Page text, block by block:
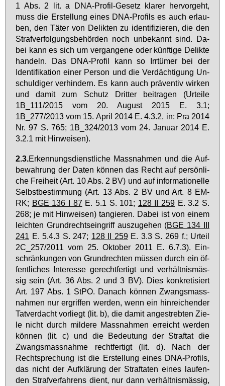
1 Abs. 2 lit. a DNA-Pro­fil-Ge­setz kla­rer her­vor­geht,
muss die Er­stel­lung ei­nes DNA-Pro­fils es auch er­lau­
ben, den Tä­ter von De­lik­ten zu iden­ti­fi­zie­ren, die den
Straf­ver­fol­gungs­be­hör­den noch un­be­kannt sind. Da­
bei kann es sich um ver­gan­ge­ne oder künf­ti­ge De­lik­te
han­deln. Das DNA-Pro­fil kann so Irr­tü­mer bei der
Iden­ti­fi­ka­ti­on ei­ner Per­son und die Ver­däch­ti­gung Un­
schul­di­ger ver­hin­dern. Es kann auch prä­ven­tiv wir­ken
und da­mit zum Schutz Drit­ter bei­tra­gen (Ur­tei­le
1B_111/2015 vom 20. Au­gust 2015 E. 3.1;
1B_277/2013 vom 15. April 2014 E. 4.3.2, in: Pra 2014
Nr. 97 S. 765; 1B_324/2013 vom 24. Ja­nu­ar 2014 E.
3.2.1 mit Hin­wei­sen).
2.3.Er­ken­nungs­dienst­li­che Mass­nah­men und die Auf­
be­wah­rung der Da­ten kön­nen das Recht auf per­sön­li­
che Frei­heit (Art. 10 Abs. 2 BV) und auf in­for­ma­tio­nel­le
Selbst­be­stim­mung (Art. 13 Abs. 2 BV und Art. 8 EM­
RK; BGE 136 I 87 E. 5.1 S. 101; 128 II 259 E. 3.2 S.
268; je mit Hin­wei­sen) tan­gie­ren. Da­bei ist von ei­nem
leich­ten Grund­rechts­ein­griff aus­zu­ge­hen (BGE 134 III
241 E. 5.4.3 S. 247; 128 II 259E. 3.3 S. 269 f.; Ur­teil
2C_257/2011 vom 25. Ok­to­ber 2011 E. 6.7.3). Ein­
schrän­kun­gen von Grund­rech­ten müs­sen durch ein öf­
fent­li­ches In­ter­es­se ge­recht­fer­tigt und ver­hält­nis­mäs­
sig sein (Art. 36 Abs. 2 und 3 BV). Dies kon­kre­ti­siert
Art. 197 Abs. 1 StPO. Da­nach kön­nen Zwangs­mass­
nah­men nur er­grif­fen wer­den, wenn ein hin­rei­chen­der
Tat­ver­dacht vor­liegt (lit. b), die da­mit an­ge­streb­ten Zie­
le nicht durch mil­de­re Mass­nah­men er­reicht wer­den
kön­nen (lit. c) und die Be­deu­tung der Straf­tat die
Zwangs­mass­nah­me recht­fer­tigt (lit. d). Nach der
Recht­spre­chung ist die Er­stel­lung ei­nes DNA-Pro­fils,
das nicht der Auf­klä­rung der Straf­ta­ten ei­nes lau­fen­
den Straf­ver­fah­rens dient, nur dann ver­hält­nis­mäs­sig,